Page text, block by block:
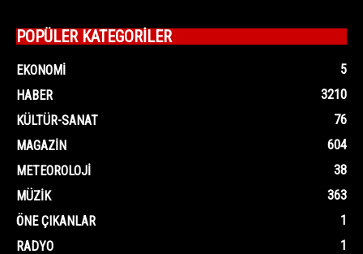
POPÜLER KATEGORİLER
EKONOMI
5
HABER
3210
KÜLTÜR-SANAT
76
MAGAZIN
604
METEOROLOJI
38
MÜZIK
363
ÖNE ÇIKANLAR
1
RADYO
1